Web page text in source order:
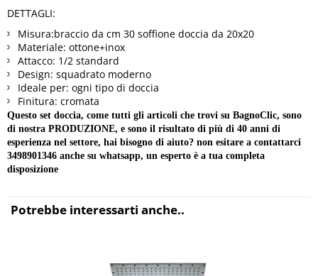
DETTAGLI:
Misura:braccio da cm 30 soffione doccia da 20x20
Materiale: ottone+inox
Attacco: 1/2 standard
Design: squadrato moderno
Ideale per: ogni tipo di doccia
Finitura: cromata
Questo set doccia, come tutti gli articoli che trovi su BagnoClic, sono
di nostra PRODUZIONE, e sono il risultato di più di 40 anni di
esperienza nel settore, hai bisogno di aiuto? non esitare a contattarci
3498901346 anche su whatsapp, un esperto è a tua completa
disposizione
Potrebbe interessarti anche..